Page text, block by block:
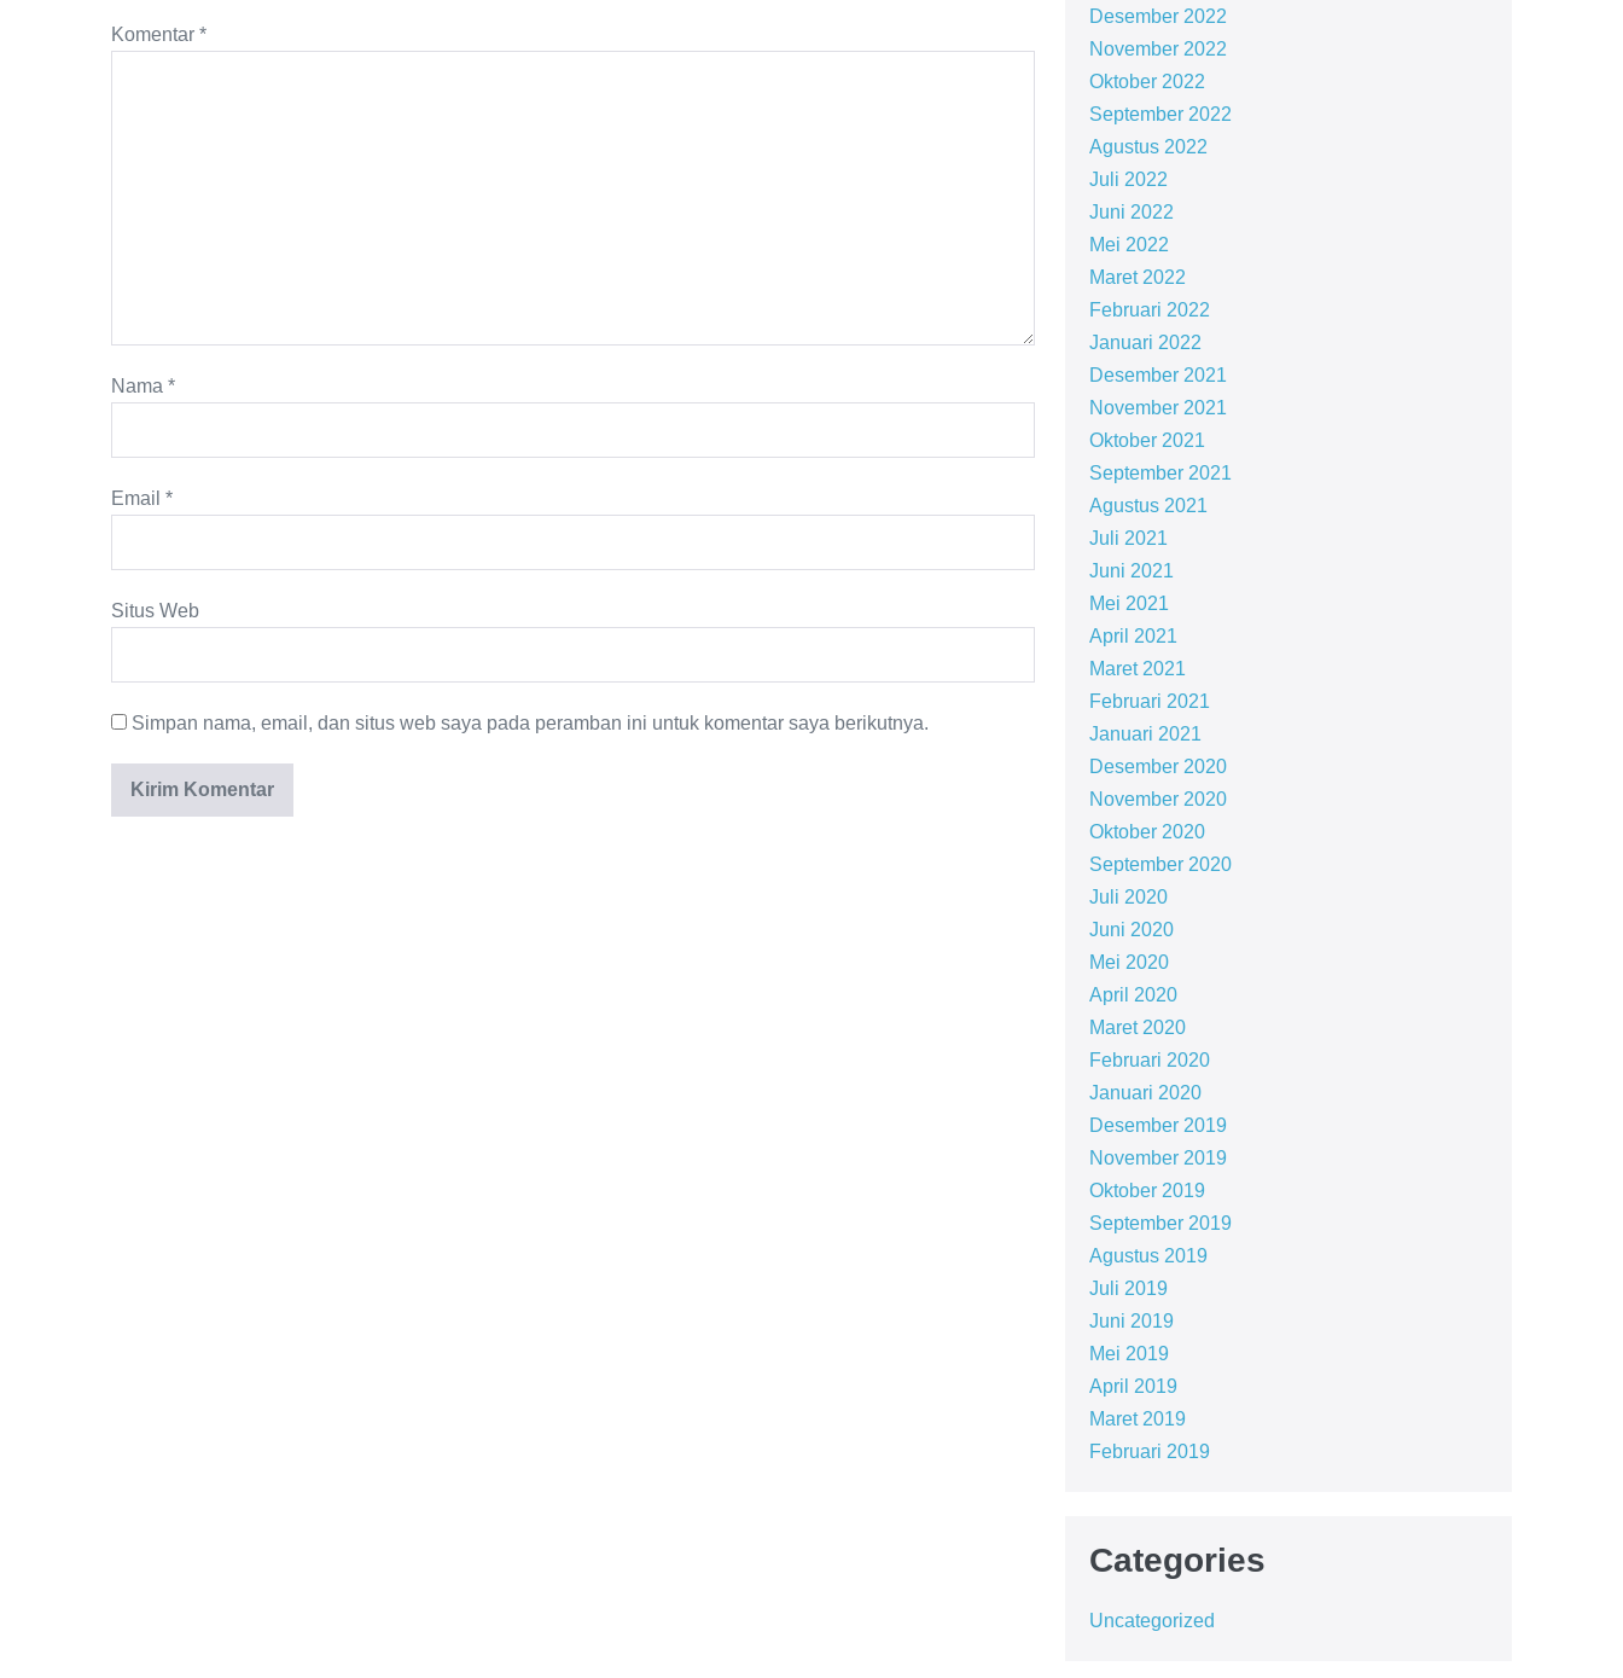
Komentar *
Nama *
Email *
Situs Web
Simpan nama, email, dan situs web saya pada peramban ini untuk komentar saya berikutnya.
Desember 2022
November 2022
Oktober 2022
September 2022
Agustus 2022
Juli 2022
Juni 2022
Mei 2022
Maret 2022
Februari 2022
Januari 2022
Desember 2021
November 2021
Oktober 2021
September 2021
Agustus 2021
Juli 2021
Juni 2021
Mei 2021
April 2021
Maret 2021
Februari 2021
Januari 2021
Desember 2020
November 2020
Oktober 2020
September 2020
Juli 2020
Juni 2020
Mei 2020
April 2020
Maret 2020
Februari 2020
Januari 2020
Desember 2019
November 2019
Oktober 2019
September 2019
Agustus 2019
Juli 2019
Juni 2019
Mei 2019
April 2019
Maret 2019
Februari 2019
Categories
Uncategorized